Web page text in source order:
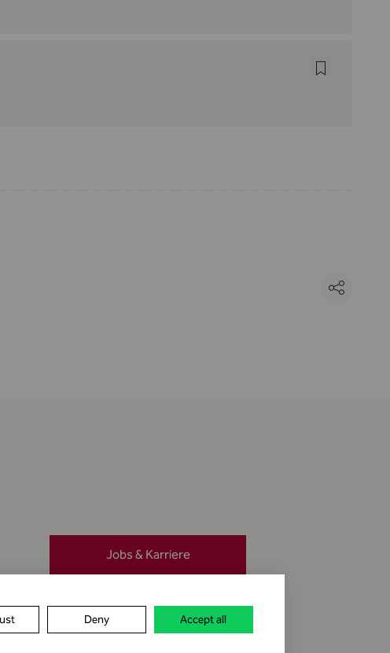
Jobs & Karriere
Deny Accept all